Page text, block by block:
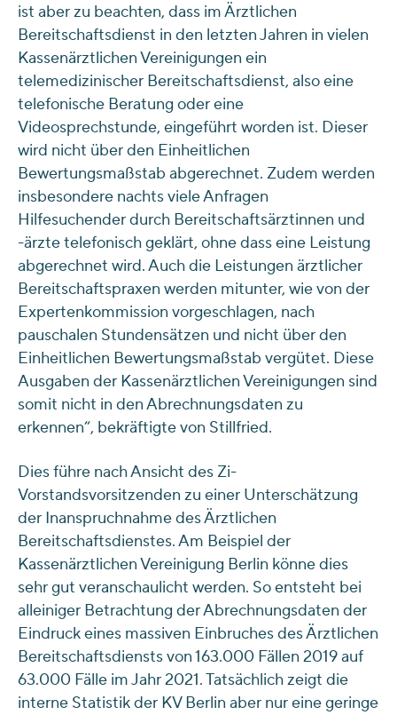
ist aber zu beachten, dass im Ärztlichen
Bereitschaftsdienst in den letzten Jahren in vielen
Kassenärztlichen Vereinigungen ein
telemedizinischer Bereitschaftsdienst, also eine
telefonische Beratung oder eine
Videosprechstunde, eingeführt worden ist. Dieser
wird nicht über den Einheitlichen
Bewertungsmaßstab abgerechnet. Zudem werden
insbesondere nachts viele Anfragen
Hilfesuchender durch Bereitschaftsärztinnen und
-ärzte telefonisch geklärt, ohne dass eine Leistung
abgerechnet wird. Auch die Leistungen ärztlicher
Bereitschaftspraxen werden mitunter, wie von der
Expertenkommission vorgeschlagen, nach
pauschalen Stundensätzen und nicht über den
Einheitlichen Bewertungsmaßstab vergütet. Diese
Ausgaben der Kassenärztlichen Vereinigungen sind
somit nicht in den Abrechnungsdaten zu
erkennen“, bekräftigte von Stillfried.
Dies führe nach Ansicht des Zi-
Vorstandsvorsitzenden zu einer Unterschätzung
der Inanspruchnahme des Ärztlichen
Bereitschaftsdienstes. Am Beispiel der
Kassenärztlichen Vereinigung Berlin könne dies
sehr gut veranschaulicht werden. So entsteht bei
alleiniger Betrachtung der Abrechnungsdaten der
Eindruck eines massiven Einbruches des Ärztlichen
Bereitschaftsdiensts von 163.000 Fällen 2019 auf
63.000 Fälle im Jahr 2021. Tatsächlich zeigt die
interne Statistik der KV Berlin aber nur eine geringe